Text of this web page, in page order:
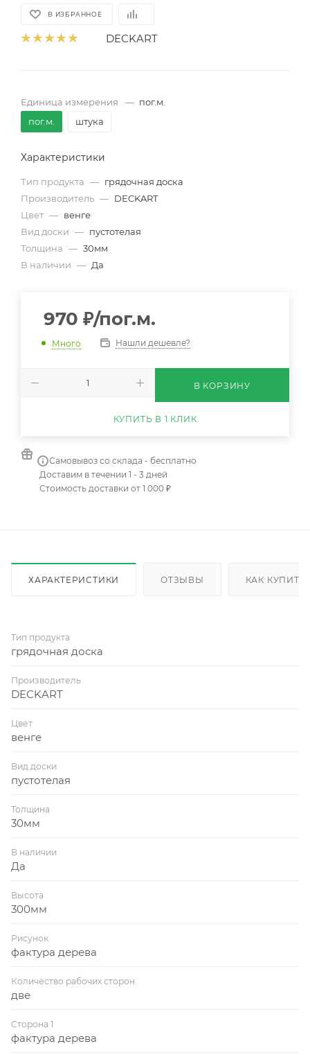
В ИЗБРАННОЕ
DECKART
Единица измерения — пог.м.
пог.м.
штука
Характеристики
Тип продукта — грядочная доска
Производитель — DECKART
Цвет — венге
Вид доски — пустотелая
Толщина — 30мм
В наличии — Да
970 ₽/пог.м.
Много Нашли дешевле?
В КОРЗИНУ
КУПИТЬ В 1 КЛИК
Самовывоз со склада - бесплатно
Доставим в течении 1 - 3 дней
Стоимость доставки от 1 000 ₽
ХАРАКТЕРИСТИКИ ОТЗЫВЫ КАК КУПИТЬ
Тип продукта
грядочная доска
Производитель
DECKART
Цвет
венге
Вид доски
пустотелая
Толщина
30мм
В наличии
Да
Высота
300мм
Рисунок
фактура дерева
Количество рабочих сторон
две
Сторона 1
фактура дерева